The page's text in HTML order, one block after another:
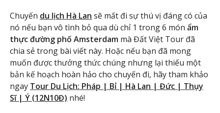
Chuyến du lịch Hà Lan sẽ mất đi sự thú vị đáng có của
nó nếu bạn vô tình bỏ qua dù chỉ 1 trong 6 món ẩm
thực đường phố Amsterdam mà Đất Việt Tour đã
chia sẻ trong bài viết này. Hoặc nếu bạn đã mong
muốn được thưởng thức chúng nhưng lại thiếu một
bản kế hoạch hoàn hảo cho chuyến đi, hãy tham khảo
ngay Tour Du Lịch: Pháp | Bỉ | Hà Lan | Đức | Thụy
Sĩ | Ý (12N10Đ) nhé!